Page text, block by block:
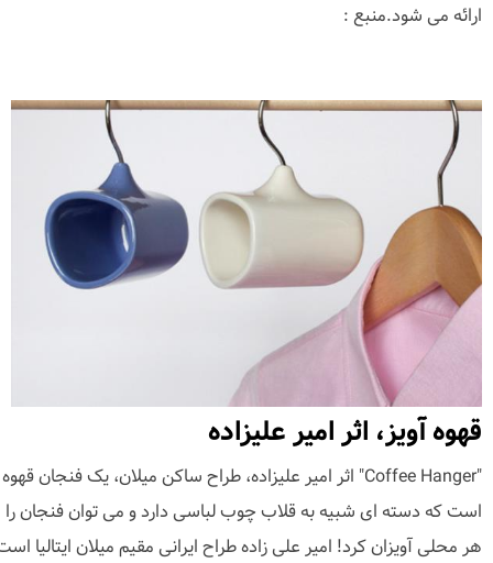
ارائه می شود.منبع :
قهوه آویز، اثر امیر علیزاده
"Coffee Hanger" اثر امیر علیزاده، طراح ساکن میلان، یک فنجان قهوه
است که دسته ای شبیه به قلاب چوب لباسی دارد و می توان فنجان را
هر محلی آویزان کرد! امیر علی زاده طراح ایرانی مقیم میلان ایتالیا